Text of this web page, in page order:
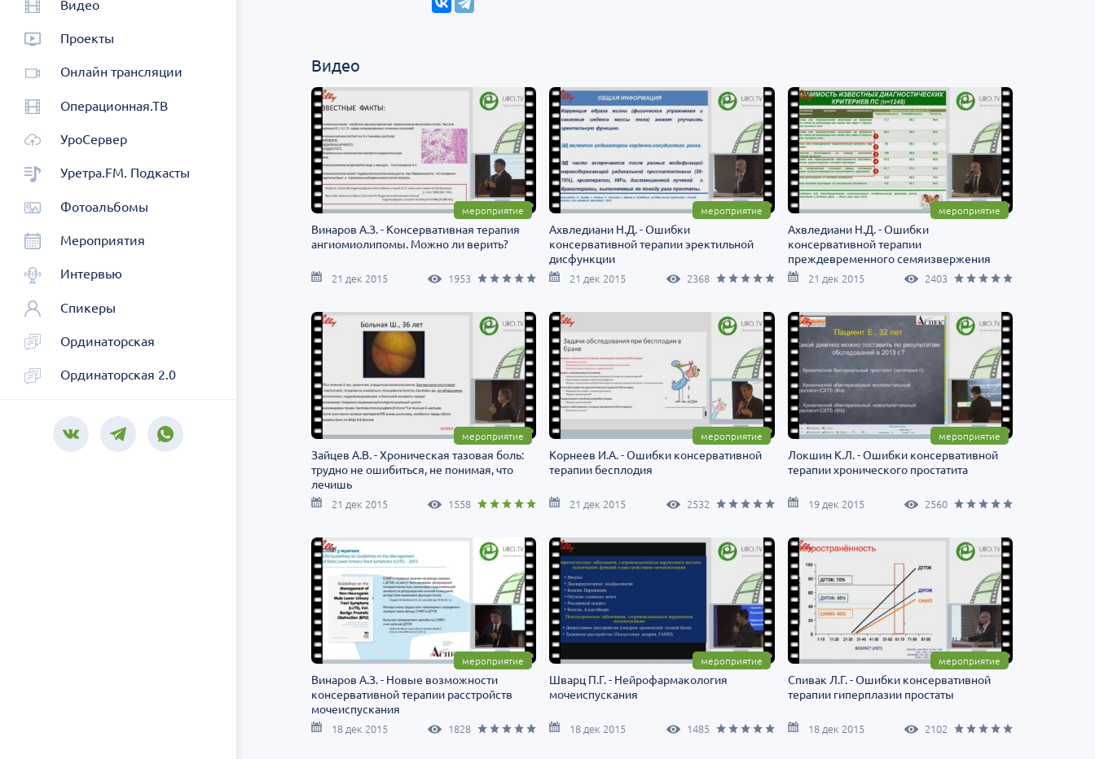
Видео
Проекты
Онлайн трансляции
Операционная.ТВ
УроСервер
Уретра.FM. Подкасты
Фотоальбомы
Мероприятия
Интервью
Спикеры
Ординаторская
Ординаторская 2.0
Видео
мероприятие
Винаров А.З. - Консервативная терапия
ангиомиолипомы. Можно ли верить?
21 дек 2015 1953
мероприятие
Ахвледиани Н.Д. - Ошибки
консервативной терапии эректильной
дисфункции
21 дек 2015 2368
мероприятие
Ахвледиани Н.Д. - Ошибки
консервативной терапии
преждевременного семяизвержения
21 дек 2015 2403
мероприятие
Зайцев А.В. - Хроническая тазовая боль:
трудно не ошибиться, не понимая, что
лечишь
21 дек 2015 1558
мероприятие
Корнеев И.А. - Ошибки консервативной
терапии бесплодия
21 дек 2015 2532
мероприятие
Локшин К.Л. - Ошибки консервативной
терапии хронического простатита
19 дек 2015 2560
мероприятие
Винаров А.З. - Новые возможности
консервативной терапии расстройств
мочеиспускания
18 дек 2015 1828
мероприятие
Шварц П.Г. - Нейрофармакология
мочеиспускания
18 дек 2015 1485
мероприятие
Спивак Л.Г. - Ошибки консервативной
терапии гиперплазии простаты
18 дек 2015 2102